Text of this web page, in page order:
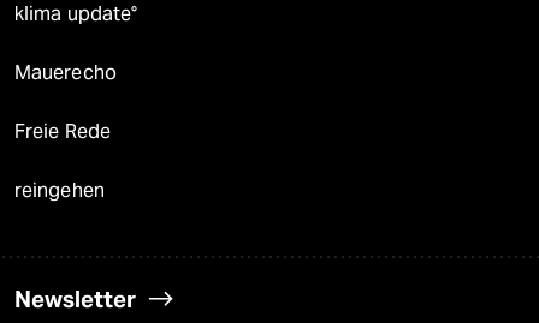
klima update°
Mauerecho
Freie Rede
reingehen
Newsletter